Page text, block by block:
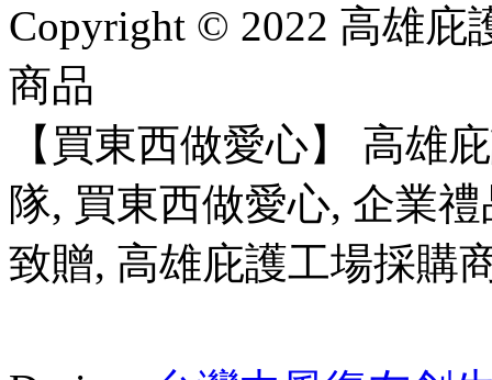
Copyright © 2022 高雄
商品
【買東西做愛心】 高雄
隊, 買東西做愛心, 企業
致贈, 高雄庇護工場採購